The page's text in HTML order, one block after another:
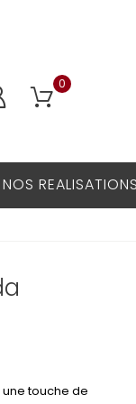
0
NOS
une touche de